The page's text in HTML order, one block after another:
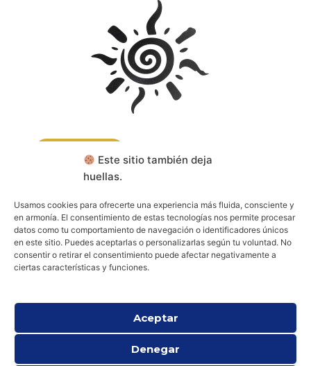
Este sitio también deja
huellas.
Usamos cookies para ofrecerte una experiencia más fluida, consciente y
en armonía. El consentimiento de estas tecnologías nos permite procesar
datos como tu comportamiento de navegación o identificadores únicos
en este sitio. Puedes aceptarlas o personalizarlas según tu voluntad. No
consentir o retirar el consentimiento puede afectar negativamente a
ciertas características y funciones.
Aceptar
Denegar
Aviso legal
Política de cookies (UE)
Política de privacidad